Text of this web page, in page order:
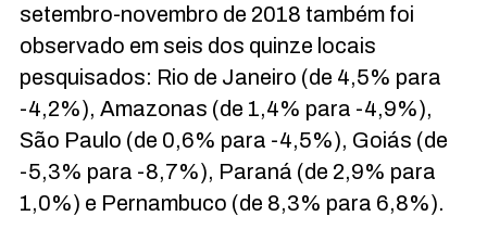
setembro-novembro de 2018 também foi
observado em seis dos quinze locais
pesquisados: Rio de Janeiro (de 4,5% para
-4,2%), Amazonas (de 1,4% para -4,9%),
São Paulo (de 0,6% para -4,5%), Goiás (de
-5,3% para -8,7%), Paraná (de 2,9% para
1,0%) e Pernambuco (de 8,3% para 6,8%).